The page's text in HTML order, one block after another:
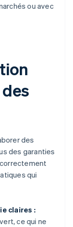
ou avec
des
des garanties
qui
claires :
ce qui ne